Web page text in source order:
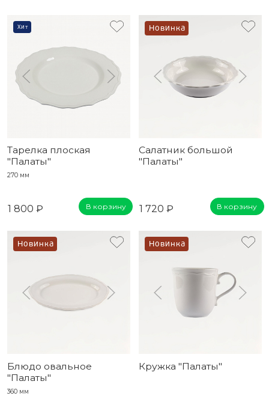
Хит
Тарелка плоская
"Палаты"
270 мм
1 800 ₽ В корзину
Новинка
Салатник большой
"Палаты"
1 720 ₽ В корзину
Новинка
Блюдо овальное
"Палаты"
360 мм
Новинка
Кружка "Палаты"